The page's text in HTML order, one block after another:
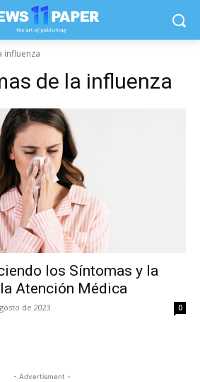
influenza
de la influenza
los Síntomas y la
Atención Médica
de 2023 0
- Advertisment -